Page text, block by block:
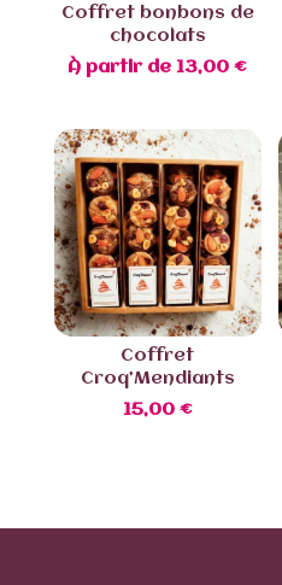
Coffret bonbons de
chocolats
À partir de 13,00€
Coffret
Croq’Mendiants
15,00 €